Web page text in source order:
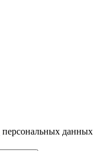
персональных данных